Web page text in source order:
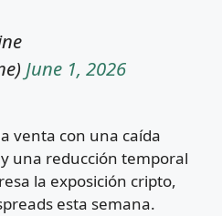
June 1, 2026
venta con una caída
una reducción temporal
la exposición cripto,
esta semana.